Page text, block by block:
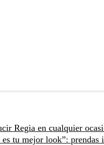
Regia en cualquier
tu mejor look”: